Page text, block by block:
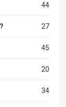
44
27
45
20
34